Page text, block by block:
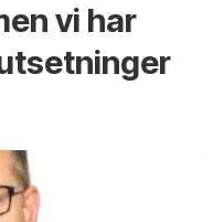
vi har